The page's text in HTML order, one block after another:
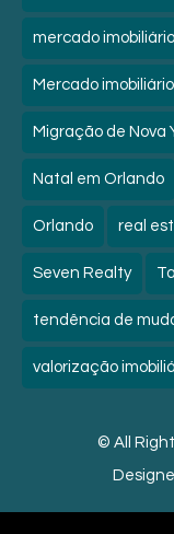
mercado
Mercado
Migração de Nova
Natal em Orlando
Orlando real
Seven Realty
tendência de
valorização
© All